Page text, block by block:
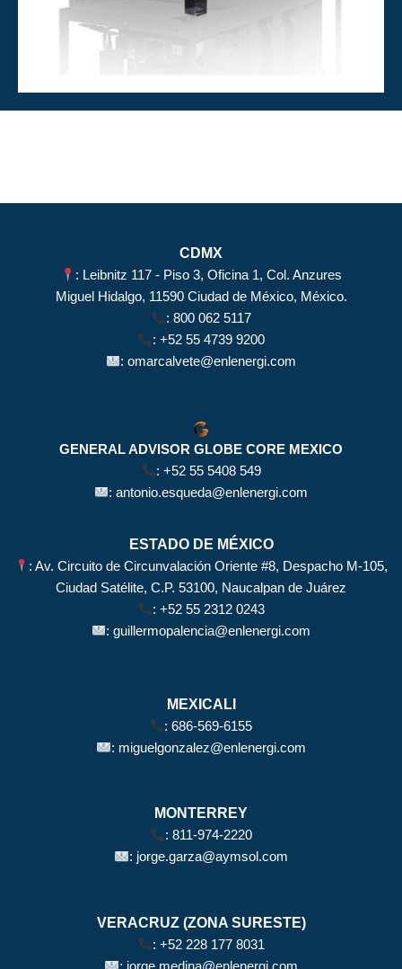
CDMX
: Leibnitz 117 - Piso 3, Oficina 1, Col. Anzures
Miguel Hidalgo, 11590 Ciudad de México, México.
: 800 062 5117
: +52 55 4739 9200
:omarcalvete@enlenergi.com
GENERAL ADVISOR GLOBE CORE MEXICO
: +52 55 5408 549
:antonio.esqueda@enlenergi.com
ESTADO DE MÉXICO
: Av. Circuito de Circunvalación Oriente #8, Despacho M-105,
Ciudad Satélite, C.P. 53100, Naucalpan de Juárez
: +52 55 2312 0243
:guillermopalencia@enlenergi.com
MEXICALI
:686-569-6155
: miguelgonzalez@enlenergi.com
MONTERREY
: 811-974-2220
: jorge.garza@aymsol.com
VERACRUZ (ZONA SURESTE)
: +52 228 177 8031